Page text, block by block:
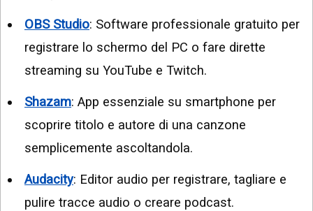
OBS Studio: Software professionale gratuito per
registrare lo schermo del PC o fare dirette
streaming su YouTube e Twitch.
Shazam: App essenziale su smartphone per
scoprire titolo e autore di una canzone
semplicemente ascoltandola.
Audacity: Editor audio per registrare, tagliare e
pulire tracce audio o creare podcast.